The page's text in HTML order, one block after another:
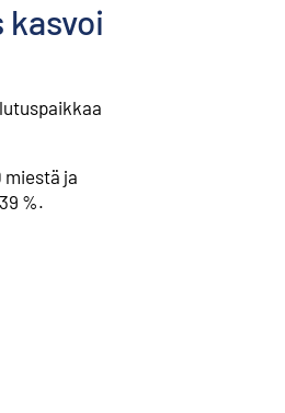
miestä ja
%.